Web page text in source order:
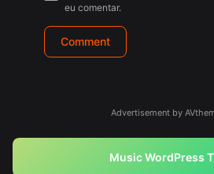
eu comentar.
Advertisement by
Music WordPress